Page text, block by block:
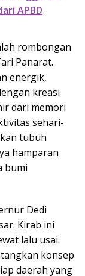
APBD
rombongan
Panarat.
energik,
kreasi
dari memori
sehari-
tubuh
hamparan
bumi
Dedi
Kirab ini
lalu usai.
konsep
daerah yang